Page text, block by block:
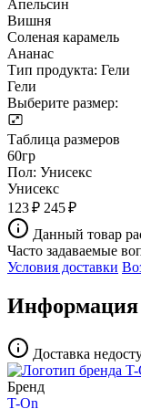
Апельсин
Вишня
Соленая карамель
Ананас
Тип продукта: Гели
Гели
Выберите размер:
Таблица размеров
60гр
Пол: Унисекс
Унисекс
123 ₽ 245 ₽
Данный товар
Часто задаваемые
Условия доставки
Информация
Доставка
Бренд
T-On